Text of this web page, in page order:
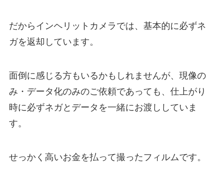
だからインヘリットカメラでは、基本的に必ずネ
ガを返却しています。
面倒に感じる方もいるかもしれませんが、現像の
み・データ化のみのご依頼であっても、仕上がり
時に必ずネガとデータを一緒にお渡ししていま
す。
せっかく高いお金を払って撮ったフィルムです。